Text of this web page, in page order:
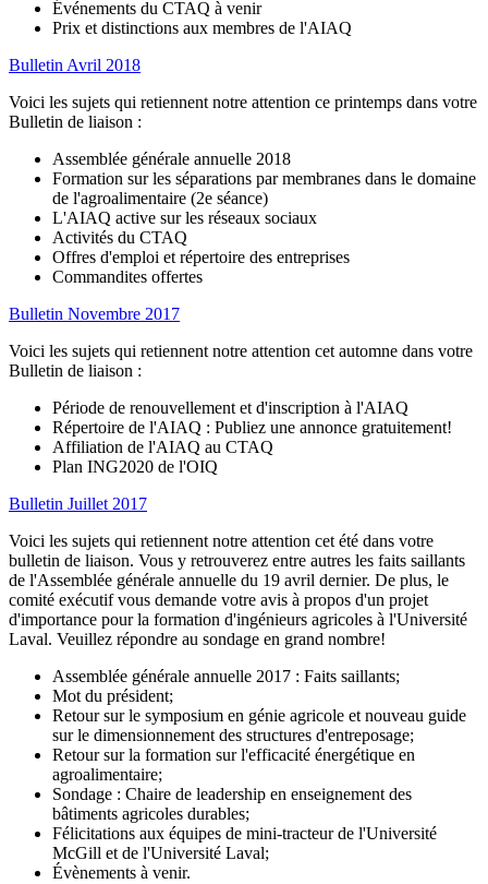
Événements du CTAQ à venir
Prix et distinctions aux membres de l'AIAQ
Bulletin Avril 2018
Voici les sujets qui retiennent notre attention ce printemps dans votre
Bulletin de liaison :
Assemblée générale annuelle 2018
Formation sur les séparations par membranes dans le domaine
de l'agroalimentaire (2e séance)
L'AIAQ active sur les réseaux sociaux
Activités du CTAQ
Offres d'emploi et répertoire des entreprises
Commandites offertes
Bulletin Novembre 2017
Voici les sujets qui retiennent notre attention cet automne dans votre
Bulletin de liaison :
Période de renouvellement et d'inscription à l'AIAQ
Répertoire de l'AIAQ : Publiez une annonce gratuitement!
Affiliation de l'AIAQ au CTAQ
Plan ING2020 de l'OIQ
Bulletin Juillet 2017
Voici les sujets qui retiennent notre attention cet été dans votre
bulletin de liaison. Vous y retrouverez entre autres les faits saillants
de l'Assemblée générale annuelle du 19 avril dernier. De plus, le
comité exécutif vous demande votre avis à propos d'un projet
d'importance pour la formation d'ingénieurs agricoles à l'Université
Laval. Veuillez répondre au sondage en grand nombre!
Assemblée générale annuelle 2017 : Faits saillants;
Mot du président;
Retour sur le symposium en génie agricole et nouveau guide
sur le dimensionnement des structures d'entreposage;
Retour sur la formation sur l'efficacité énergétique en
agroalimentaire;
Sondage : Chaire de leadership en enseignement des
bâtiments agricoles durables;
Félicitations aux équipes de mini-tracteur de l'Université
McGill et de l'Université Laval;
Évènements à venir.